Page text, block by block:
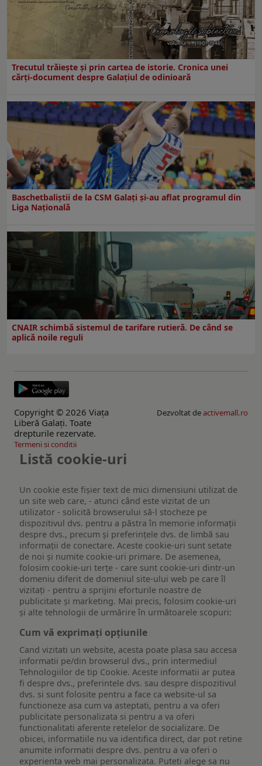
Trecutul trăiește și prin cartea de istorie. Cronica unei
cărți-document despre Galațiul de odinioară
Baschetbaliștii de la CSM Galați și-au aflat programul din
Liga Națională
CNAIR schimbă sistemul de tarifare rutieră. De când se
aplică noile reguli
Copyright © 2026 Viaţa
Liberă Galaţi. Toate
drepturile rezervate.
Dezvoltat deactivemall.ro
Termeni si conditii
Listă cookie-uri
Un cookie este fişier text de mici dimensiuni utilizat de
un site web care, - atunci când este vizitat de un
utilizator - solicită browserului să-l stocheze pe
dispozitivul dvs. pentru a păstra în memorie informații
despre dvs., precum și preferințele dvs. de limbă sau
informații de conectare. Aceste cookie-uri sunt setate
de noi și numite cookie-uri primare. De asemenea,
folosim cookie-uri terțe - care sunt cookie-uri dintr-un
domeniu diferit de domeniul site-ului web pe care îl
vizitați - pentru a sprijini eforturile noastre de
publicitate și marketing. Mai precis, folosim cookie-uri
și alte tehnologii de urmărire în următoarele scopuri:
Cum vă exprimați opțiunile
Cand vizitati un website, acesta poate plasa sau accesa
informatii pe/din browserul dvs., prin intermediul
Tehnologiilor de tip Cookie. Aceste informatii ar putea
fi despre dvs., preferintele dvs. sau despre dispozitivul
dvs. si sunt folosite pentru a face ca website-ul sa
functioneze asa cum va asteptati, pentru a va oferi
publicitate personalizata si pentru a va oferi
functionalitati aferente retelelor de socializare. De
obicei, informatiile nu va identifica direct, dar pot retine
anumite informatii despre dvs. pentru a va oferi o
experienta web mai personalizata. Puteti alege sa nu